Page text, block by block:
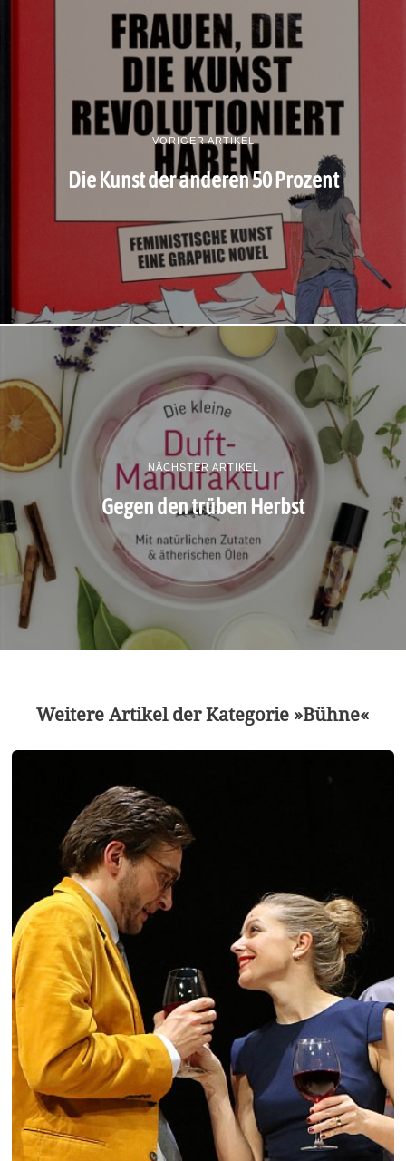
VORIGER ARTIKEL
Die Kunst der anderen 50 Prozent
NÄCHSTER ARTIKEL
Gegen den trüben Herbst
Weitere Artikel der Kategorie »Bühne«